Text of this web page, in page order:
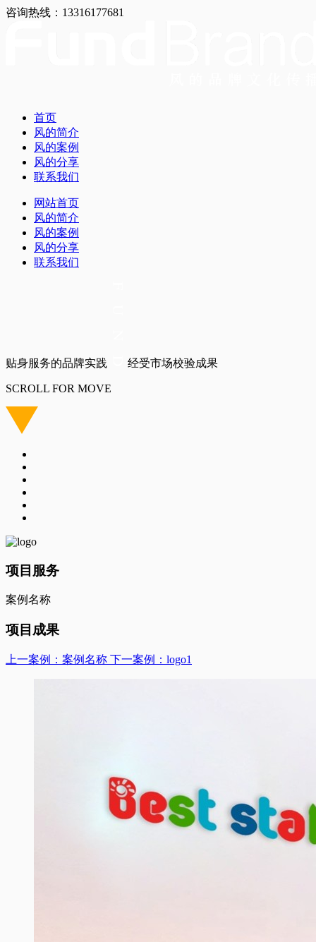
咨询热线：13316177681
首页
风的简介
风的案例
风的分享
联系我们
网站首页
风的简介
风的案例
风的分享
联系我们
贴身服务的品牌实践 经受市场校验成果
SCROLL FOR MOVE
项目服务
案例名称
项目成果
上一案例：案例名称 下一案例：logo1